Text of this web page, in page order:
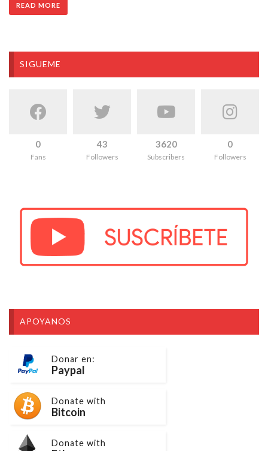
READ MORE
SIGUEME
0
Fans
43
Followers
3620
Subscribers
0
Followers
APOYANOS
Donar en:
Paypal
Donate with
Bitcoin
Donate with